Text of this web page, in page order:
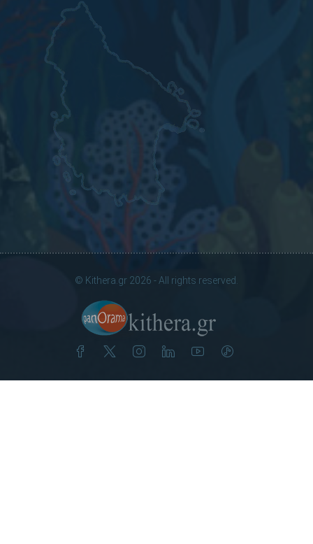
© Kithera.gr 2026 - All rights reserved.